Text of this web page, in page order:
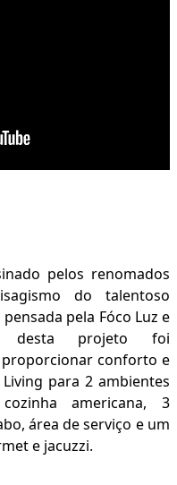
pelos renomados
do talentoso
pela Fóco Luz e
desta projeto foi
conforto e
para 2 ambientes
americana, 3
área de serviço e um
e jacuzzi.